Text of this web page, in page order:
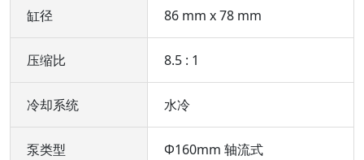
缸径 86 mm x 78 mm
压缩比 8.5 : 1
冷却系统 水冷
泵类型 Φ160mm 轴流式